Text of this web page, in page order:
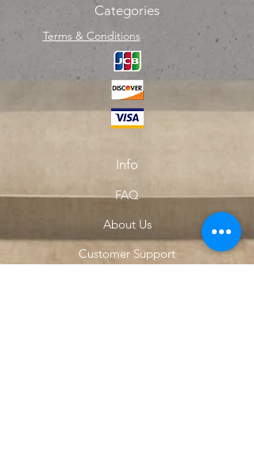
Categories
Terms & Conditions
Info
FAQ
About Us
Customer Support